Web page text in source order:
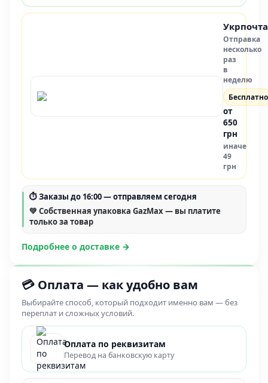
Укрпочта
Отправка
несколько
раз
в
неделю
Бесплатно
от
650
грн
иначе
49
грн
⏱Заказы до 16:00— отправляем сегодня
💚 Собственная упаковка GazMax — вы платите
только за товар
Подробнее о доставке →
💳 Оплата — как удобно вам
Выбирайте способ, который подходит именно вам — без
переплат и сложных условий.
Оплата по реквизитам
Перевод на банковскую карту